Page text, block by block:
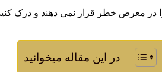
در معرض خطر قرار نمی دهند و درک
در این مقاله میخوانید